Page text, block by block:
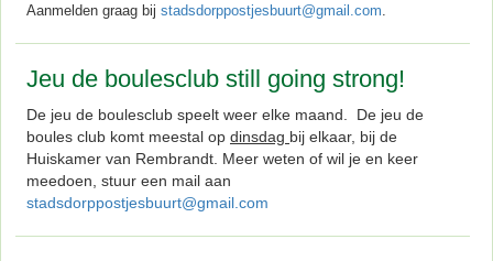
Aanmelden graag bij stadsdorppostjesbuurt@gmail.com
Jeu de boulesclub still going strong!
De jeu de boulesclub speelt weer elke maand. De jeu de
boules club komt meestal op dinsdag bij elkaar, bij de
Huiskamer van Rembrandt. Meer weten of wil je en keer
meedoen, stuur een mail aan
stadsdorppostjesbuurt@gmail.com